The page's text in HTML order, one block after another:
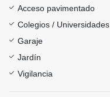
Acceso pavimentado
Colegios / Universidades
Garaje
Jardín
Vigilancia